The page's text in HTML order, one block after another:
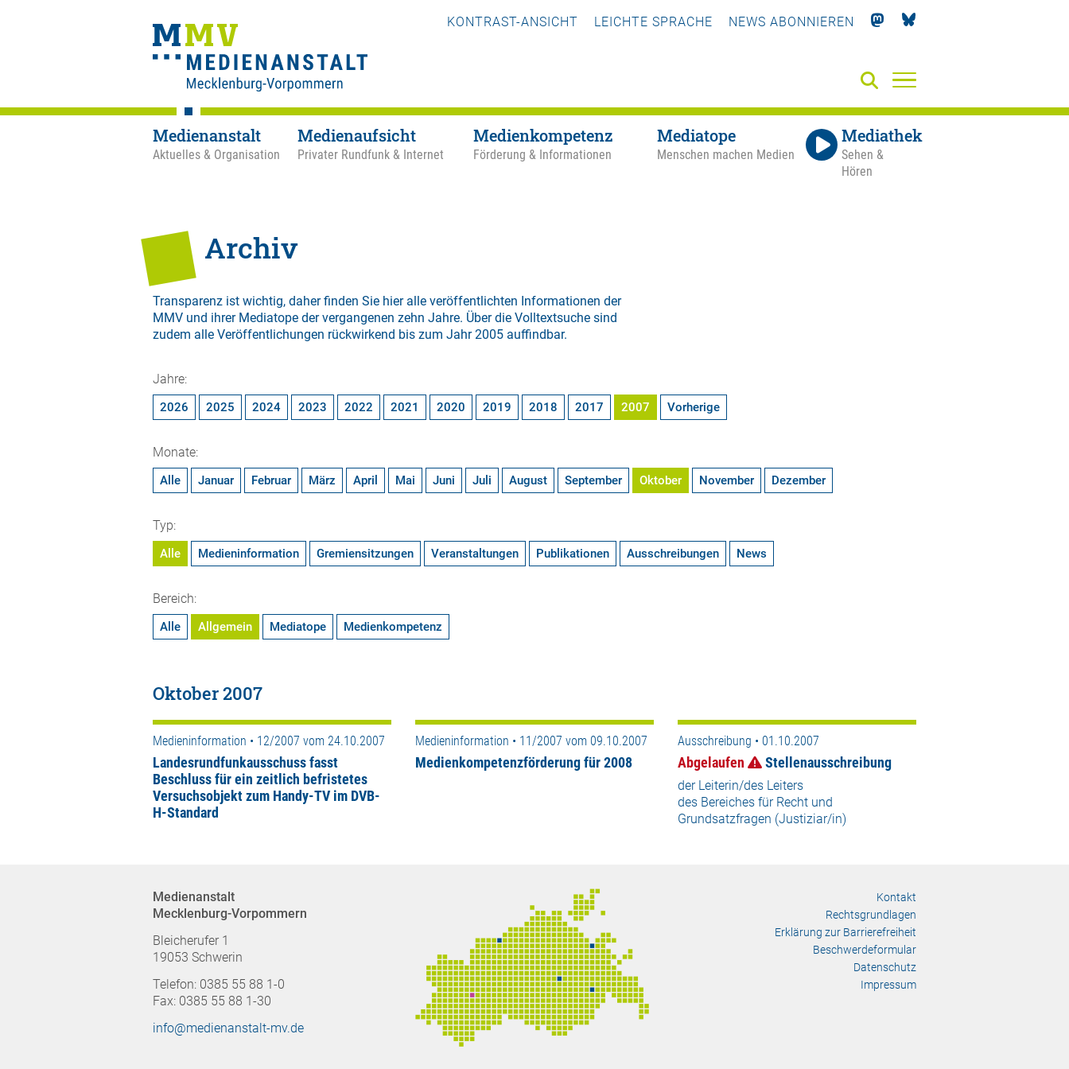
KONTRAST-ANSICHT LEICHTE SPRACHE NEWS ABONNIEREN
Medienanstalt
Aktuelles & Organisation
Medienaufsicht
Privater Rundfunk & Internet
Medienkompetenz
Förderung & Informationen
Mediatope
Menschen machen Medien
Mediathek
Sehen &
Hören
Archiv
Transparenz ist wichtig, daher finden Sie hier alle veröffentlichten Informationen der
MMV und ihrer Mediatope der vergangenen zehn Jahre. Über die Volltextsuche sind
zudem alle Veröffentlichungen rückwirkend bis zum Jahr 2005 auffindbar.
Jahre:
2026 2025 2024 2023 2022 2021 2020 2019 2018 2017 2007 Vorherige
Monate:
Alle Januar Februar März April Mai Juni Juli August September Oktober November Dezember
Typ:
Alle Medieninformation Gremiensitzungen Veranstaltungen Publikationen Ausschreibungen News
Bereich:
Alle Allgemein Mediatope Medienkompetenz
Oktober 2007
Medieninformation • 12/2007 vom 24.10.2007
Landesrundfunkausschuss fasst
Beschluss für ein zeitlich befristetes
Versuchsobjekt zum Handy-TV im DVB-
H-Standard
Medieninformation • 11/2007 vom 09.10.2007
Medienkompetenzförderung für 2008
Ausschreibung • 01.10.2007
Abgelaufen Stellenausschreibung
der Leiterin/des Leiters
des Bereiches für Recht und
Grundsatzfragen (Justiziar/in)
Medienanstalt
Mecklenburg-Vorpommern
Bleicherufer 1
19053 Schwerin
Telefon: 0385 55 88 1-0
Fax: 0385 55 88 1-30
info@medienanstalt-mv.de
Kontakt
Rechtsgrundlagen
Erklärung zur Barrierefreiheit
Beschwerdeformular
Datenschutz
Impressum